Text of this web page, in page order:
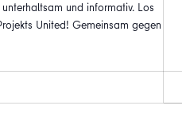
und informativ. Los
United! Gemeinsam gegen